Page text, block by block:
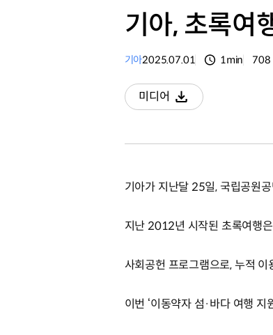
기아, 초록여
기아2025.07.01 1min 708
미디어
다운로드
기아가 지난달 25일, 국립공원
지난 2012년 시작된 초록여행
사회공헌 프로그램으로, 누적
이번 ‘이동약자 섬·바다 여행